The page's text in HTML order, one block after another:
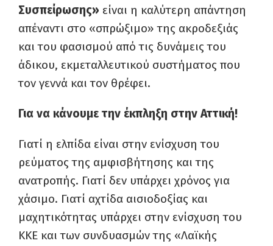
Συσπείρωσης» είναι η καλύτερη απάντηση
απέναντι στο «σπρώξιμο» της ακροδεξιάς
και του φασισμού από τις δυνάμεις του
άδικου, εκμεταλλευτικού συστήματος που
τον γεννά και τον θρέφει.
Για να κάνουμε την έκπληξη στην Αττική!
Γιατί η ελπίδα είναι στην ενίσχυση του
ρεύματος της αμφισβήτησης και της
ανατροπής. Γιατί δεν υπάρχει χρόνος για
χάσιμο. Γιατί αχτίδα αισιοδοξίας και
μαχητικότητας υπάρχει στην ενίσχυση του
ΚΚΕ και των συνδυασμών της «Λαϊκής